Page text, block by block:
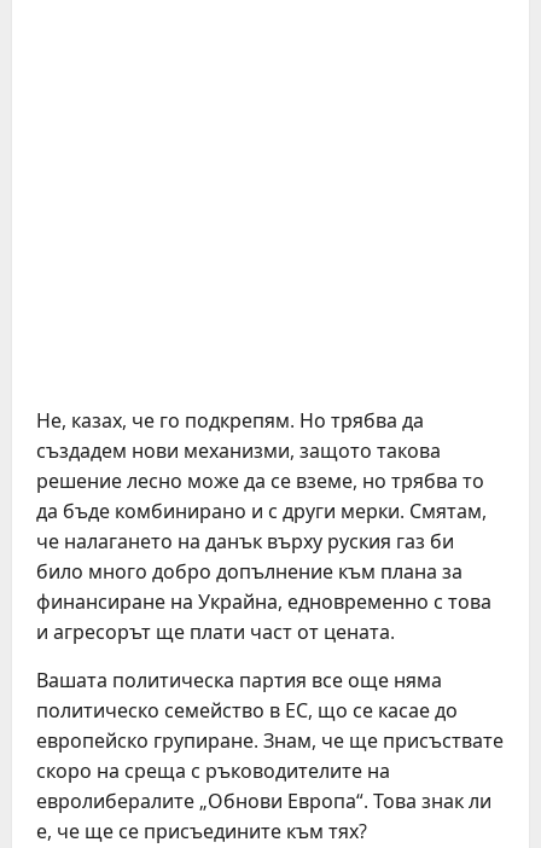
Не, казах, че го подкрепям. Но трябва да
създадем нови механизми, защото такова
решение лесно може да се вземе, но трябва то
да бъде комбинирано и с други мерки. Смятам,
че налагането на данък върху руския газ би
било много добро допълнение към плана за
финансиране на Украйна, едновременно с това
и агресорът ще плати част от цената.
Вашата политическа партия все още няма
политическо семейство в ЕС, що се касае до
европейско групиране. Знам, че ще присъствате
скоро на среща с ръководителите на
евролибералите „Обнови Европа“. Това знак ли
е, че ще се присъедините към тях?